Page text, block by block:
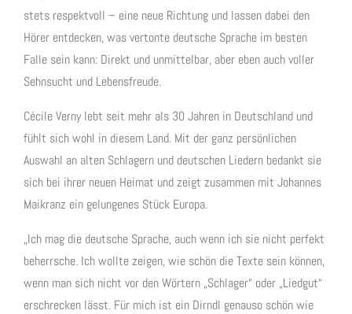
stets respektvoll – eine neue Richtung und lassen dabei den
Hörer entdecken, was vertonte deutsche Sprache im besten
Falle sein kann: Direkt und unmittelbar, aber eben auch voller
Sehnsucht und Lebensfreude.
Cécile Verny lebt seit mehr als 30 Jahren in Deutschland und
fühlt sich wohl in diesem Land. Mit der ganz persönlichen
Auswahl an alten Schlagern und deutschen Liedern bedankt sie
sich bei ihrer neuen Heimat und zeigt zusammen mit Johannes
Maikranz ein gelungenes Stück Europa.
„Ich mag die deutsche Sprache, auch wenn ich sie nicht perfekt
beherrsche. Ich wollte zeigen, wie schön die Texte sein können,
wenn man sich nicht vor den Wörtern „Schlager“ oder „Liedgut“
erschrecken lässt. Für mich ist ein Dirndl genauso schön wie